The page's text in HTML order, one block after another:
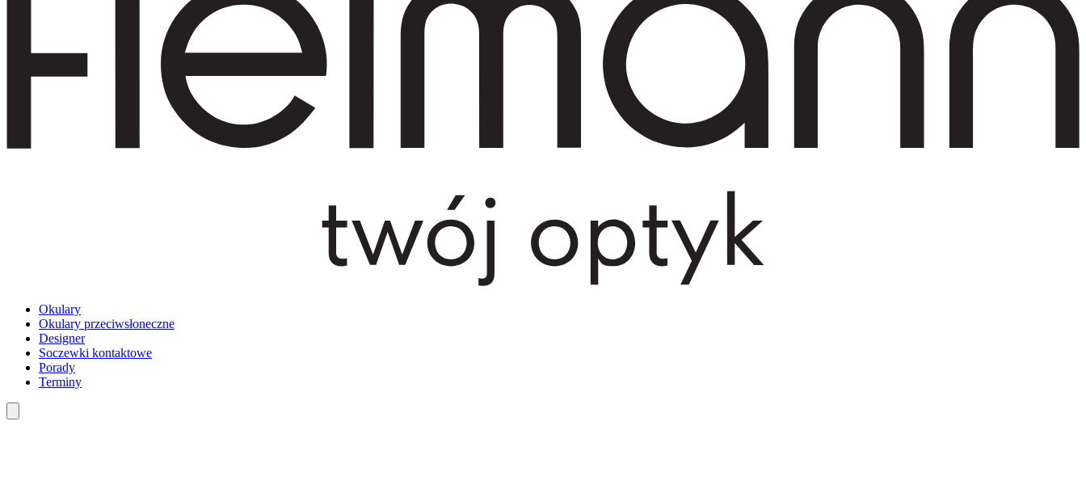
Okulary
Okulary przeciwsłoneczne
Designer
Soczewki kontaktowe
Porady
Terminy